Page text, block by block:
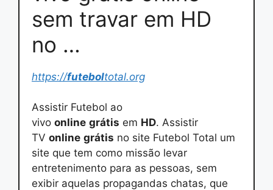
sem travar em HD
no …
https://futeboltotal.org
Assistir Futebol ao
vivo online grátis em HD. Assistir
TV online grátis no site Futebol Total um
site que tem como missão levar
entretenimento para as pessoas, sem
exibir aquelas propagandas chatas, que